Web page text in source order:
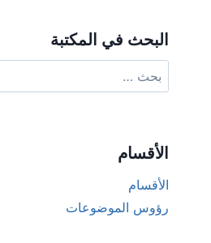
البحث في المكتبة
عن:
الأقسام
الأقسام
رؤوس الموضوعات